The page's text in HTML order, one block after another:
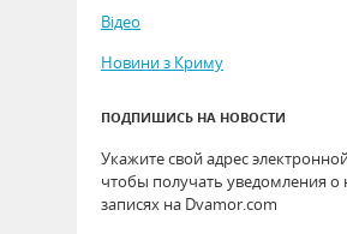
Відео
Новини з Криму
ПОДПИШИСЬ НА НОВОСТИ
Укажите свой адрес
чтобы получать уведомления о
записях на Dvamor.com